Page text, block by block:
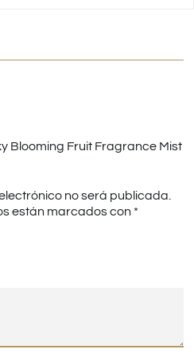
Blooming Fruit Fragrance Mist
no será publicada.
están marcados con *